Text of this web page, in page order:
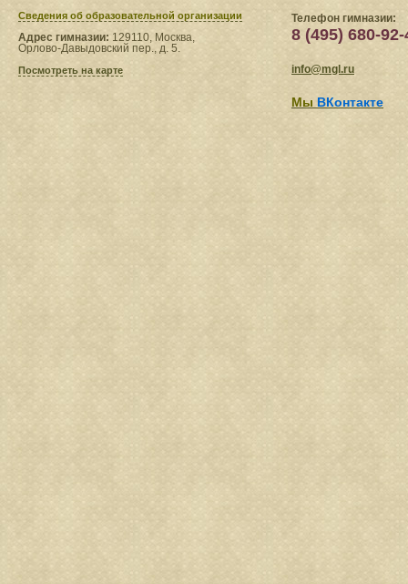
Сведения​ об образовательной организации
Адрес гимназии: 129110, Москва,
Орлово-Давыдовский пер., д. 5.
Посмотреть на карте
Телефон гимназии:
8 (495) 680-92-
info@mgl.ru
Мы ВКонтакте